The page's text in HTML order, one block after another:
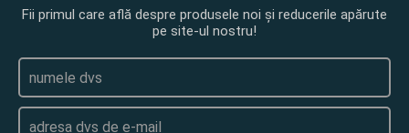
Fii primul care află despre produsele noi și reducerile apărute
pe site-ul nostru!